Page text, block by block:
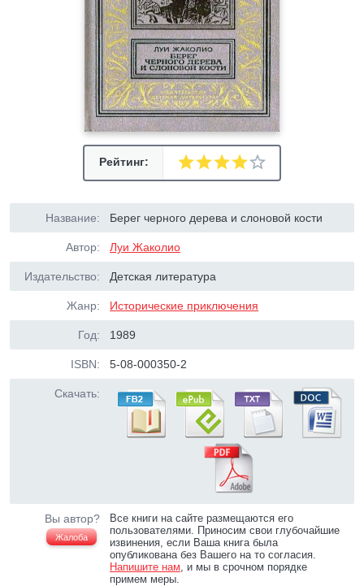
Рейтинг:
Название: Берег черного дерева и слоновой кости
Автор: Луи Жаколио
Издательство: Детская литература
Жанр: Исторические приключения
Год: 1989
ISBN: 5-08-000350-2
Скачать:
Вы автор?
Жалоба
Все книги на сайте размещаются его
пользователями. Приносим свои глубочайшие
извинения, если Ваша книга была
опубликована без Вашего на то согласия.
Напишите нам, и мы в срочном порядке
примем меры.